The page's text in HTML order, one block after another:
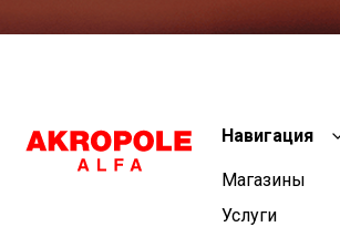
Навигация
Магазины
Услуги